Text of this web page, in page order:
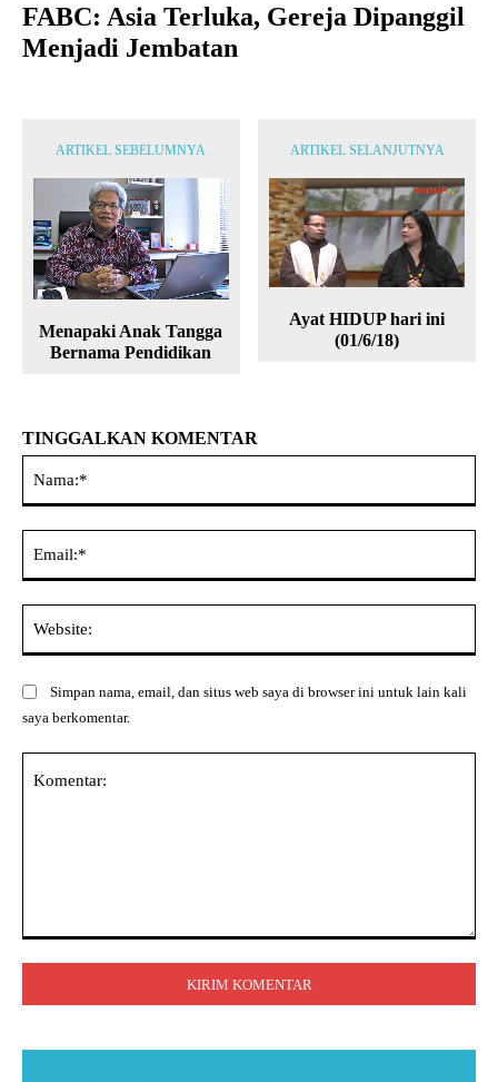
FABC: Asia Terluka, Gereja Dipanggil
Menjadi Jembatan
ARTIKEL SEBELUMNYA
Menapaki Anak Tangga
Bernama Pendidikan
ARTIKEL SELANJUTNYA
Ayat HIDUP hari ini
(01/6/18)
TINGGALKAN KOMENTAR
Simpan nama, email, dan situs web saya di browser ini untuk lain kali
saya berkomentar.